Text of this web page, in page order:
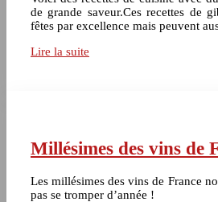
de grande saveur.Ces recettes de
fêtes par excellence mais peuvent
Lire la suite
Millésimes des vins de
Les millésimes des vins de France
pas se tromper d’année !